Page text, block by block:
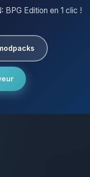
Edition en 1 clic !